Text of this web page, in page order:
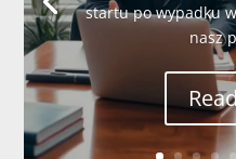
startu po wypadku
nasz